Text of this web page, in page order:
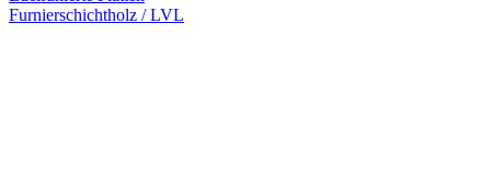
Furnierschichtholz / LVL